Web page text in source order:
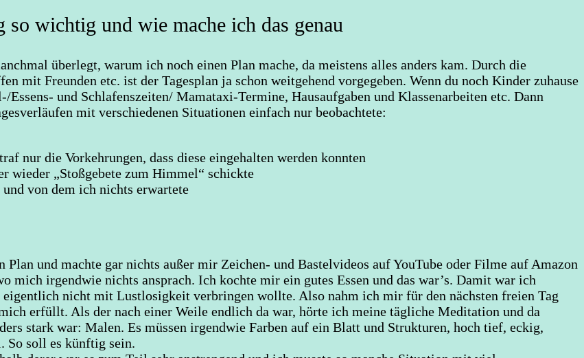
wichtig und wie mache ich das genau
überlegt, warum ich noch einen Plan mache, da meistens alles anders kam. Durch die
mit Freunden etc. ist der Tagesplan ja schon weitgehend vorgegeben. Wenn du noch Kinder zuhause
und Schlafenszeiten/ Mamataxi-Termine, Hausaufgaben und Klassenarbeiten etc. Dann
mit verschiedenen Situationen einfach nur beobachtete:
nur die Vorkehrungen, dass diese eingehalten werden konnten
wieder „Stoßgebete zum Himmel“ schickte
von dem ich nichts erwartete
und machte gar nichts außer mir Zeichen- und Bastelvideos auf YouTube oder Filme auf Amazon
mich irgendwie nichts ansprach. Ich kochte mir ein gutes Essen und das war’s. Damit war ich
nicht mit Lustlosigkeit verbringen wollte. Also nahm ich mir für den nächsten freien Tag
erfüllt. Als der nach einer Weile endlich da war, hörte ich meine tägliche Meditation und da
stark war: Malen. Es müssen irgendwie Farben auf ein Blatt und Strukturen, hoch tief, eckig,
So soll es künftig sein.